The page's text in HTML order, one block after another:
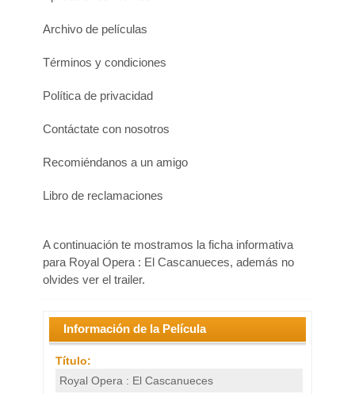
Archivo de películas
Términos y condiciones
Política de privacidad
Contáctate con nosotros
Recomiéndanos a un amigo
Libro de reclamaciones
A continuación te mostramos la ficha informativa
para Royal Opera : El Cascanueces, además no
olvides ver el trailer.
Información de la Película
Título:
Royal Opera : El Cascanueces